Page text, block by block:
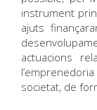
instrument
ajuts
actuacions
societat, de